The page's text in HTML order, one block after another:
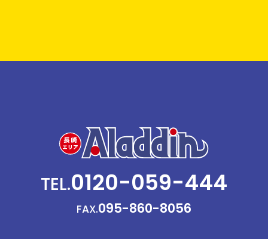
TEL.0120-059-444
FAX.095-860-8056